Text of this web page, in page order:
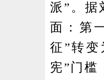
派”。据
面：第
征”转变
宪”门槛